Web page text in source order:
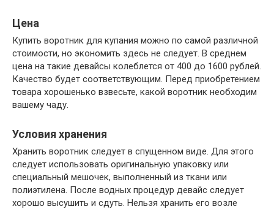
Цена
Купить воротник для купания можно по самой различной
стоимости, но экономить здесь не следует. В среднем
цена на такие девайсы колеблется от 400 до 1600 рублей.
Качество будет соответствующим. Перед приобретением
товара хорошенько взвесьте, какой воротник необходим
вашему чаду.
Условия хранения
Хранить воротник следует в спущенном виде. Для этого
следует использовать оригинальную упаковку или
специальный мешочек, выполненный из ткани или
полиэтилена. После водных процедур девайс следует
хорошо высушить и сдуть. Нельзя хранить его возле